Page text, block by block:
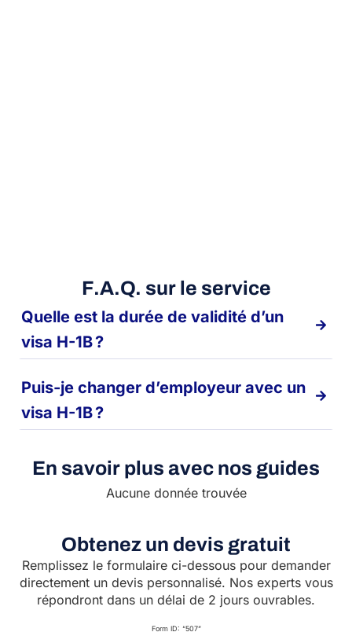
F.A.Q. sur le service
Quelle est la durée de validité d’un
visa H-1B ?
Puis-je changer d’employeur avec un
visa H-1B ?
En savoir plus avec nos guides
Aucune donnée trouvée
Obtenez un devis gratuit
Remplissez le formulaire ci-dessous pour demander
directement un devis personnalisé. Nos experts vous
répondront dans un délai de 2 jours ouvrables.
Form ID: “507”